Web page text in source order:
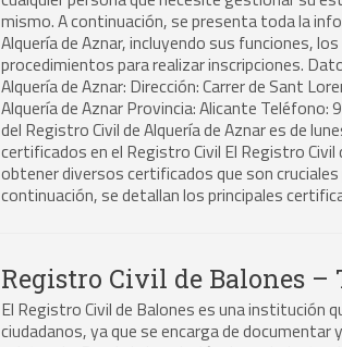
mismo. A continuación, se presenta toda la
Alquería de Aznar, incluyendo sus funciones,
procedimientos para realizar inscripciones.
Alquería de Aznar: Dirección: Carrer de Sant
Alquería de Aznar Provincia: Alicante
del Registro Civil de Alquería de Aznar es de
certificados en el Registro Civil El Registro
obtener diversos certificados que son
continuación, se detallan los principales
Registro Civil de Balones –
El Registro Civil de Balones es una institución
ciudadanos, ya que se encarga de